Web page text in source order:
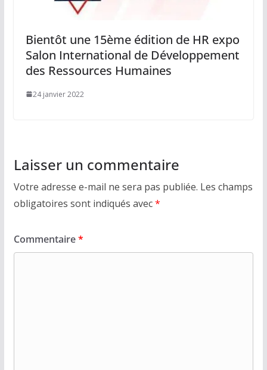
Bientôt une 15ème édition de HR expo
Salon International de Développement
des Ressources Humaines
24 janvier 2022
Laisser un commentaire
Votre adresse e-mail ne sera pas publiée. Les champs
obligatoires sont indiqués avec*
Commentaire*